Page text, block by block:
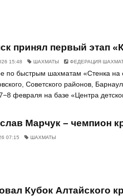
принял первый этап
15:48 ШАХМАТЫ ФЕДЕРАЦИЯ
по быстрым шахматам «Стенка на
Советского районов,
февраля на базе «Центра
Марчук – чемпион
07:15 ШАХМАТЫ
Кубок Алтайского